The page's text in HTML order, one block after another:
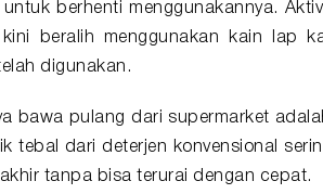
berhenti menggunakannya.
beralih menggunakan kain lap
digunakan.
bawa pulang dari supermarket
tebal dari deterjen konvensional
tanpa bisa terurai dengan cepat.